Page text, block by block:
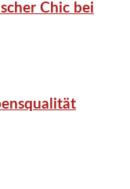
Chic bei